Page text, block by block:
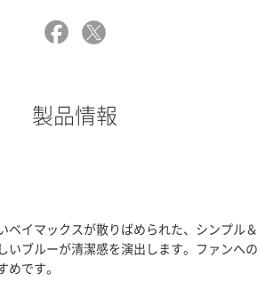
製品情報
ベイマックスが散りばめられた、シンプル＆
いブルーが清潔感を演出します。ファンへの
めです。